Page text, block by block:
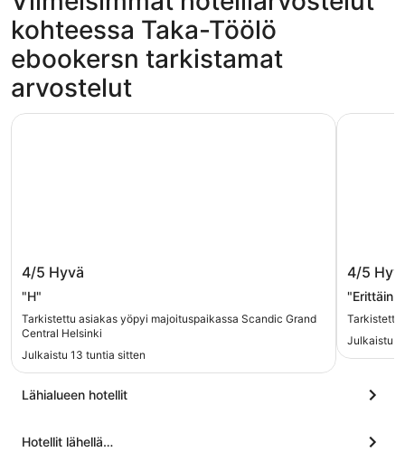
kohteessa Taka-Töölö
ebookersn tarkistamat
arvostelut
Scandic Grand Central Helsinki
4/5 Hyvä
"H"
Tarkistettu asiakas yöpyi majoituspaikassa Scandic Grand
Central Helsinki
Julkaistu 13 tuntia sitten
Scandic Grand Central Helsinki
Töölö
4/5
"Erittäin
Tarkistettu
Julkaistu
Töölö
Lähialueen hotellit
Hotellit lähellä…